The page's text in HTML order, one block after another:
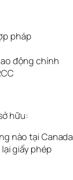
pháp
động chính
hữu:
nào tại Canada
giấy phép